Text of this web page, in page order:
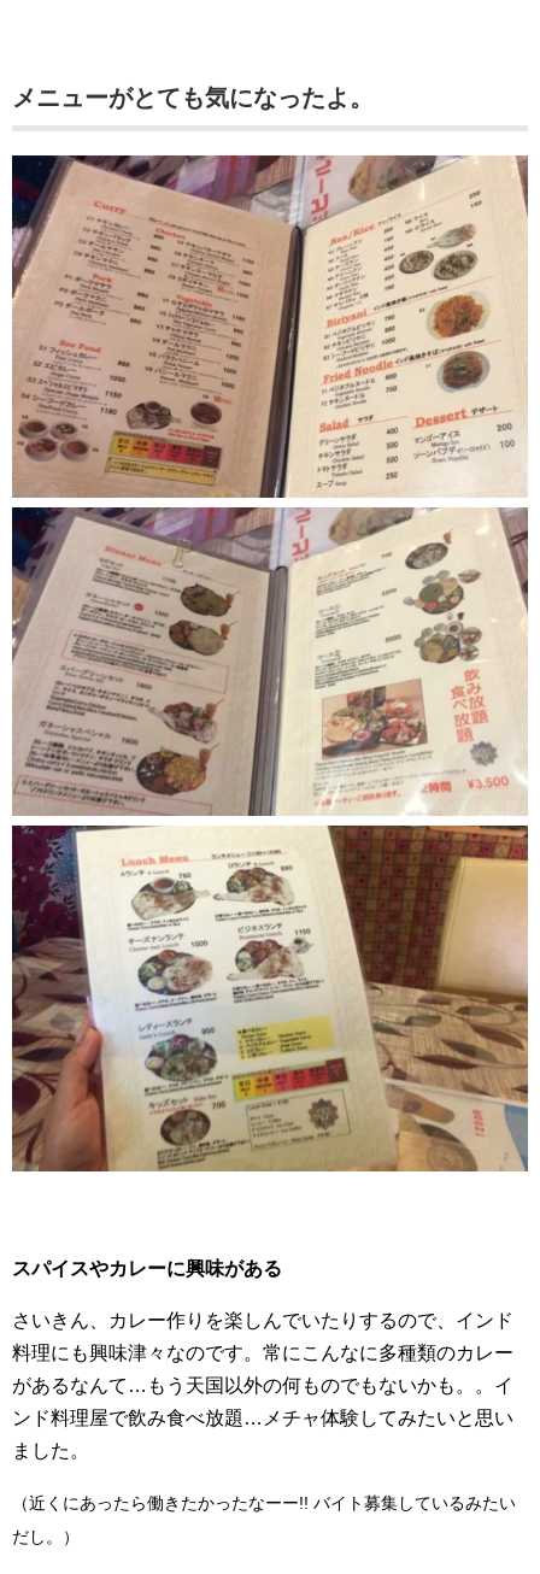
メニューがとても気になったよ。
スパイスやカレーに興味がある
さいきん、カレー作りを楽しんでいたりするので、インド
料理にも興味津々なのです。常にこんなに多種類のカレー
があるなんて…もう天国以外の何ものでもないかも。。イ
ンド料理屋で飲み食べ放題…メチャ体験してみたいと思い
ました。
（近くにあったら働きたかったなーー!! バイト募集しているみたい
だし。）